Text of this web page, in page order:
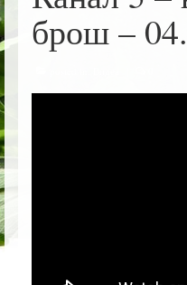
НАШИ ВИДЕА
РАЗНО
брош –